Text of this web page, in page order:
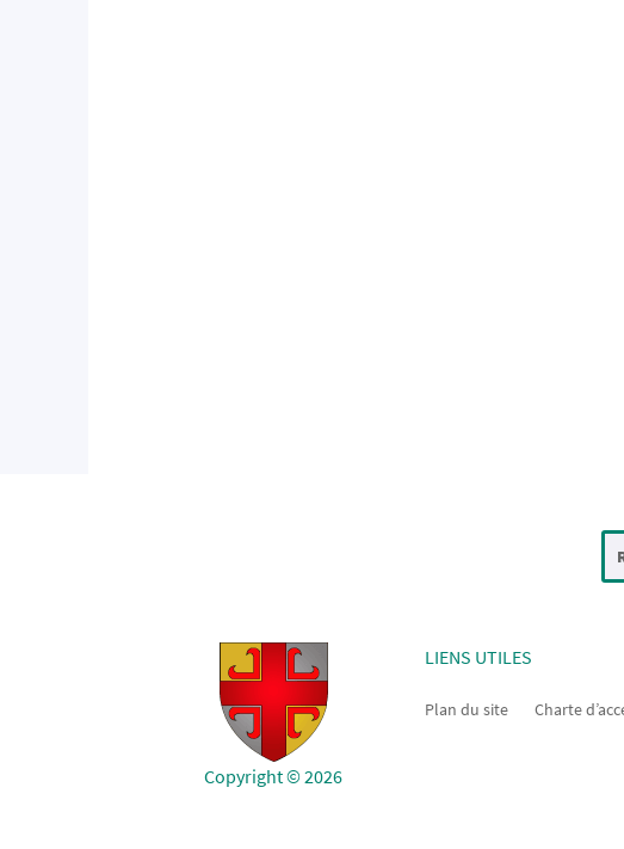
Copyright © 2026
LIENS UTILES
Plan du site Charte